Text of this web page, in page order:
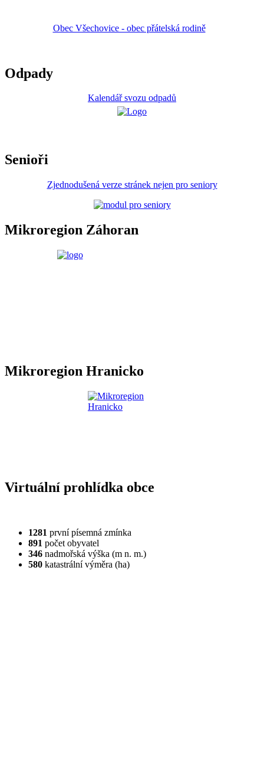
Obec Všechovice - obec přátelská rodině
Odpady
Kalendář svozu odpadů
Senioři
Zjednodušená verze stránek nejen pro seniory
Mikroregion Záhoran
Mikroregion Hranicko
Virtuální prohlídka obce
1281 první písemná zmínka
891 počet obyvatel
346 nadmořská výška (m n. m.)
580 katastrální výměra (ha)